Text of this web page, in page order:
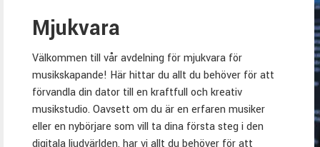
Mjukvara
Välkommen till vår avdelning för mjukvara för
musikskapande! Här hittar du allt du behöver för att
förvandla din dator till en kraftfull och kreativ
musikstudio. Oavsett om du är en erfaren musiker
eller en nybörjare som vill ta dina första steg i den
digitala ljudvärlden, har vi allt du behöver för att